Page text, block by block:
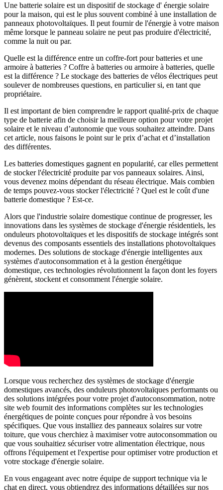
Une batterie solaire est un dispositif de stockage d' énergie solaire
pour la maison, qui est le plus souvent combiné à une installation de
panneaux photovoltaïques. Il peut fournir de l'énergie à votre maison
même lorsque le panneau solaire ne peut pas produire d'électricité,
comme la nuit ou par.
Quelle est la différence entre un coffre-fort pour batteries et une
armoire à batteries ? Coffre à batteries ou armoire à batteries, quelle
est la différence ? Le stockage des batteries de vélos électriques peut
soulever de nombreuses questions, en particulier si, en tant que
propriétaire.
Il est important de bien comprendre le rapport qualité-prix de chaque
type de batterie afin de choisir la meilleure option pour votre projet
solaire et le niveau d’autonomie que vous souhaitez atteindre. Dans
cet article, nous faisons le point sur le prix d’achat et d’installation
des différentes.
Les batteries domestiques gagnent en popularité, car elles permettent
de stocker l'électricité produite par vos panneaux solaires. Ainsi,
vous devenez moins dépendant du réseau électrique. Mais combien
de temps pouvez-vous stocker l'électricité ? Quel est le coût d'une
batterie domestique ? Est-ce.
Alors que l'industrie solaire domestique continue de progresser, les
innovations dans les systèmes de stockage d'énergie résidentiels, les
onduleurs photovoltaïques et les dispositifs de stockage intégrés sont
devenus des composants essentiels des installations photovoltaïques
modernes. Des solutions de stockage d'énergie intelligentes aux
systèmes d'autoconsommation et à la gestion énergétique
domestique, ces technologies révolutionnent la façon dont les foyers
génèrent, stockent et consomment l'énergie solaire.
Lorsque vous recherchez des systèmes de stockage d'énergie
domestiques avancés, des onduleurs photovoltaïques performants ou
des solutions intégrées pour votre projet d'autoconsommation, notre
site web fournit des informations complètes sur les technologies
énergétiques de pointe conçues pour répondre à vos besoins
spécifiques. Que vous installiez des panneaux solaires sur votre
toiture, que vous cherchiez à maximiser votre autoconsommation ou
que vous souhaitiez sécuriser votre alimentation électrique, nous
offrons l'équipement et l'expertise pour optimiser votre production et
votre stockage d'énergie solaire.
En vous engageant avec notre équipe de support technique via le
chat en direct, vous obtiendrez des informations détaillées sur nos